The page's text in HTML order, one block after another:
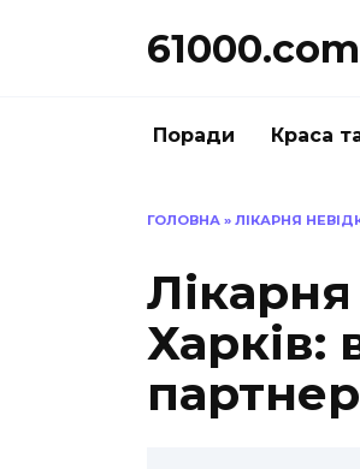
Поради Краса
ГОЛОВНА » ЛІКАРНЯ
партнер